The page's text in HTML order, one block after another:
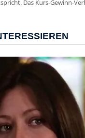
Das Kurs-Gewinn-